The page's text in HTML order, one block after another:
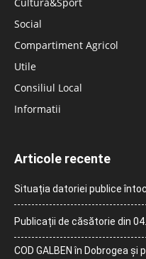
Social
Compartiment Agricol
Utile
Consiliul Local
Informatii
Articole recente
Situația datoriei publice
Publicații de căsătorie din
COD GALBEN în Dobrogea